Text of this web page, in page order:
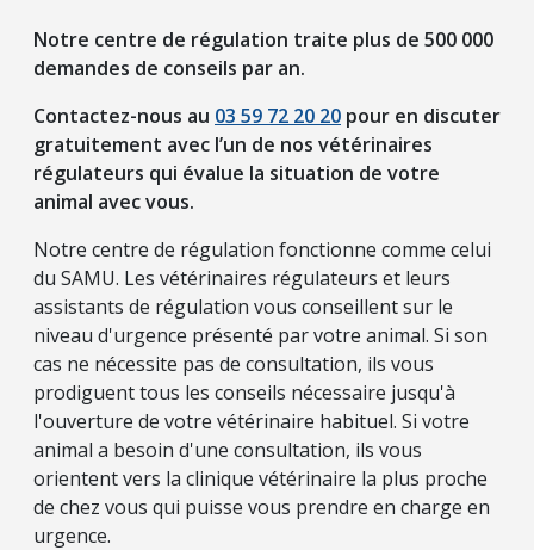
Notre centre de régulation traite plus de 500 000
demandes de conseils par an.
Contactez-nous au 03 59 72 20 20 pour en discuter
gratuitement avec l’un de nos vétérinaires
régulateurs qui évalue la situation de votre
animal avec vous.
Notre centre de régulation fonctionne comme celui
du SAMU. Les vétérinaires régulateurs et leurs
assistants de régulation vous conseillent sur le
niveau d'urgence présenté par votre animal. Si son
cas ne nécessite pas de consultation, ils vous
prodiguent tous les conseils nécessaire jusqu'à
l'ouverture de votre vétérinaire habituel. Si votre
animal a besoin d'une consultation, ils vous
orientent vers la clinique vétérinaire la plus proche
de chez vous qui puisse vous prendre en charge en
urgence.